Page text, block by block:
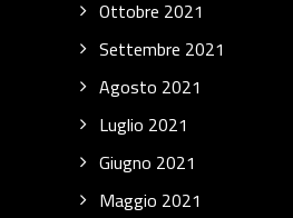
Ottobre 2021
Settembre 2021
Agosto 2021
Luglio 2021
Giugno 2021
Maggio 2021